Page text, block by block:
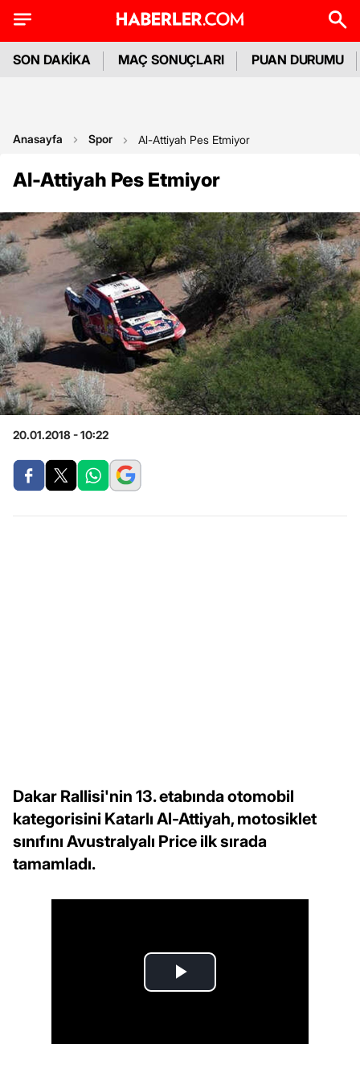
SON DAKİKA MAÇ SONUÇLARI PUAN DURUMU
Anasayfa Spor Al-Attiyah Pes Etmiyor
Al-Attiyah Pes Etmiyor
20.01.2018 - 10:22
Dakar Rallisi'nin 13. etabında otomobil
kategorisini Katarlı Al-Attiyah, motosiklet
sınıfını Avustralyalı Price ilk sırada
tamamladı.